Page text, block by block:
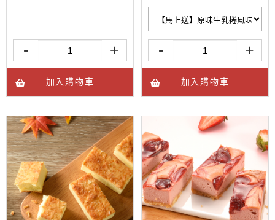
- +
加入購物車
- +
加入購物車